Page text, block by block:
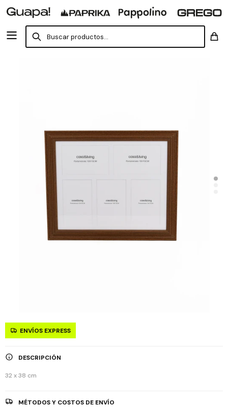
ENVÍOS EXPRESS
DESCRIPCIÓN
32 x 38 cm
MÉTODOS Y COSTOS DE ENVÍO